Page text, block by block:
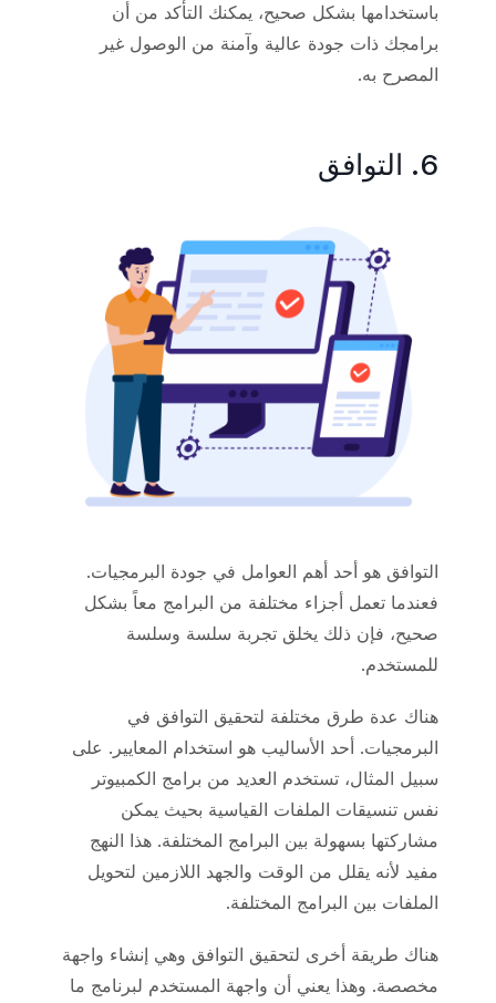
باستخدامها بشكل صحيح، يمكنك التأكد من أن
برامجك ذات جودة عالية وآمنة من الوصول غير
المصرح به.
6. التوافق
التوافق هو أحد أهم العوامل في جودة البرمجيات.
فعندما تعمل أجزاء مختلفة من البرامج معاً بشكل
صحيح، فإن ذلك يخلق تجربة سلسة وسلسة
للمستخدم.
هناك عدة طرق مختلفة لتحقيق التوافق في
البرمجيات. أحد الأساليب هو استخدام المعايير. على
سبيل المثال، تستخدم العديد من برامج الكمبيوتر
نفس تنسيقات الملفات القياسية بحيث يمكن
مشاركتها بسهولة بين البرامج المختلفة. هذا النهج
مفيد لأنه يقلل من الوقت والجهد اللازمين لتحويل
الملفات بين البرامج المختلفة.
هناك طريقة أخرى لتحقيق التوافق وهي إنشاء واجهة
مخصصة. وهذا يعني أن واجهة المستخدم لبرنامج ما